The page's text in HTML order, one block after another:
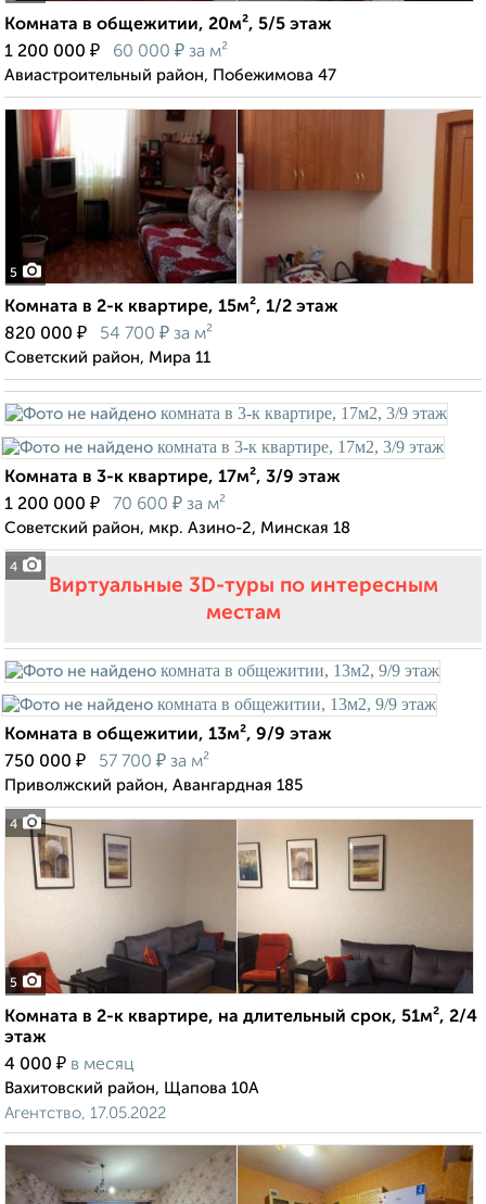
Комната в общежитии, 20м², 5/5 этаж
1 200 000 ₽ 60 000 ₽ за м²
Авиастроительный район, Побежимова 47
5
Комната в 2-к квартире, 15м², 1/2 этаж
820 000 ₽ 54 700 ₽ за м²
Советский район, Мира 11
4
Комната в 3-к квартире, 17м², 3/9 этаж
1 200 000 ₽ 70 600 ₽ за м²
Советский район, мкр. Азино-2, Минская 18
Виртуальные 3D-туры по интересным
местам
4
Комната в общежитии, 13м², 9/9 этаж
750 000 ₽ 57 700 ₽ за м²
Приволжский район, Авангардная 185
5
Комната в 2-к квартире, на длительный срок, 51м², 2/4
этаж
4 000 ₽ в месяц
Вахитовский район, Щапова 10А
Агентство, 17.05.2022